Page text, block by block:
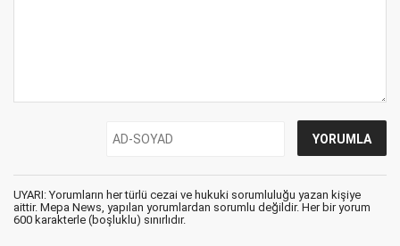
UYARI: Yorumların her türlü cezai ve hukuki sorumluluğu yazan kişiye
aittir. Mepa News, yapılan yorumlardan sorumlu değildir. Her bir yorum
600 karakterle (boşluklu) sınırlıdır.